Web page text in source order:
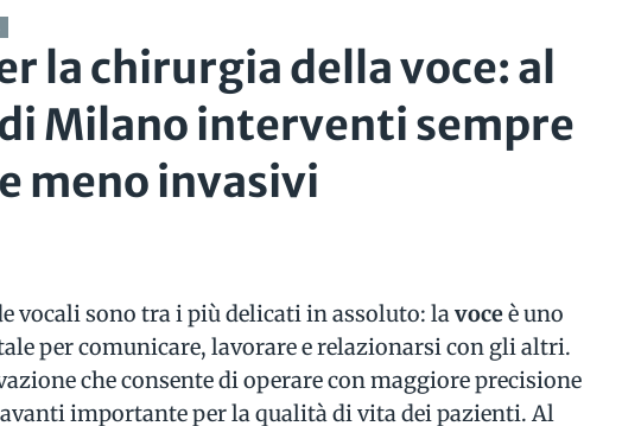
la chirurgia della voce: al
Milano interventi sempre
meno invasivi
vocali sono tra i più delicati in assoluto: lavoceè uno
per comunicare, lavorare e relazionarsi con gli altri.
che consente di operare con maggiore precisione
importante per la qualità di vita dei pazienti. Al